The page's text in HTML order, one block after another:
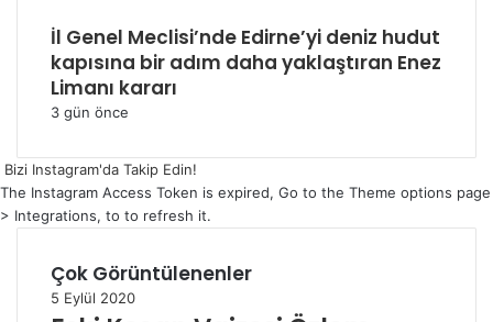
İl Genel Meclisi’nde Edirne’yi deniz hudut
kapısına bir adım daha yaklaştıran Enez
Limanı kararı
3 gün önce
Bizi Instagram'da Takip Edin!
The Instagram Access Token is expired, Go to the Theme options page
> Integrations, to to refresh it.
Çok Görüntülenenler
5 Eylül 2020